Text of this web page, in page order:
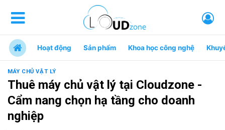
Hoạt động Sản phẩm Khoa học công nghệ
MÁY CHỦ VẬT LÝ
Thuê máy chủ vật lý tại Cloudzone -
Cẩm nang chọn hạ tầng cho doanh
nghiệp